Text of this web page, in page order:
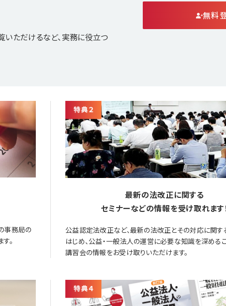
いただけるなど、実務に役立つ
無料
事務局の
。
最新の法改正に関する
セミナーなどの情報を受け取れます
公益認定法改正など、最新の法改正とその対応に関す
はじめ、公益・一般法人の運営に必要な知識を深める
講習会の情報をお受け取りいただけます。